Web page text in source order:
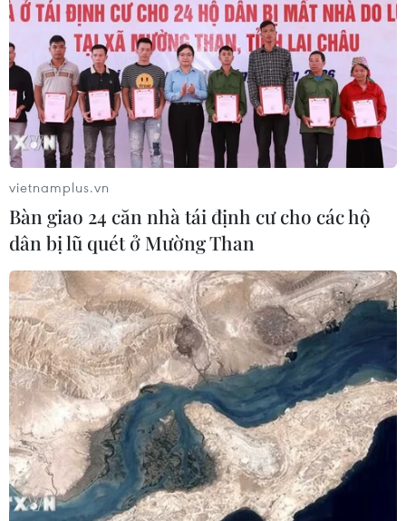
vietnamplus.vn
Bàn giao 24 căn nhà tái định cư cho các hộ
dân bị lũ quét ở Mường Than